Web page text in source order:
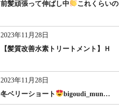
前髪頑張って伸ばし中
これくらいの
2023年11月28日
【髪質改善水素トリートメント】Ｈ
2023年11月28日
冬ベリーショート
bigoudi_mun…